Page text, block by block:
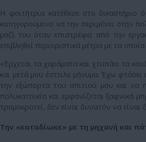
Η φοιτήτρια κατέθεσε στο δικαστήριο
κατηγορούμενο να την περιμένει στην
μαζί του όταν επιστρέφει από την
επιβληθεί περιοριστικά μέτρα με τα
«Έρχεται τα χαράματα και χτυπάει τα
και μετά μου έστειλε μήνυμα. Έχω
την εξώπορτα του σπιτιού μου και
πολυκατοικία και εμφανίζεται
τρομοκρατεί, δεν είναι δυνατόν να
Την «καταδίωκε» με τη μηχανή και